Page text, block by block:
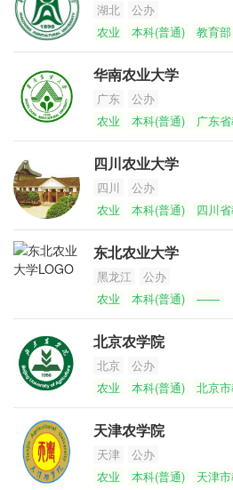
湖北
公办
农业
本科(普通) 教育部
华南农业大学
广东
公办
农业
本科(普通) 广东
四川农业大学
四川
公办
农业
本科(普通) 四川
东北农业大学
黑龙江
公办
农业
本科(普通) ——
北京农学院
北京
公办
农业
本科(普通) 北京
天津农学院
天津
公办
农业
本科(普通) 天津